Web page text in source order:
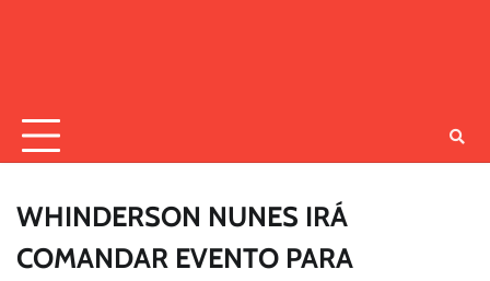
WHINDERSON NUNES IRÁ
COMANDAR EVENTO PARA